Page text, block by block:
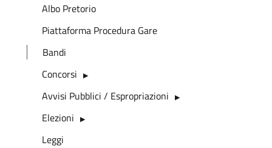
Albo Pretorio
Piattaforma Procedura Gare
Bandi
Concorsi
Avvisi Pubblici / Espropriazioni
Elezioni
Leggi